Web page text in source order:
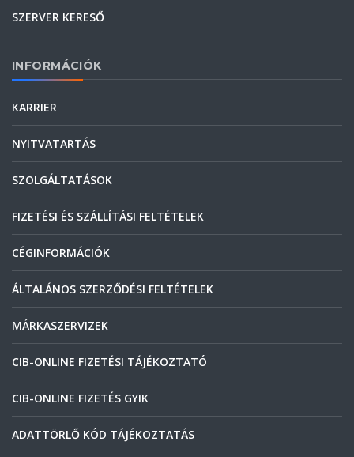
SZERVER KERESŐ
INFORMÁCIÓK
KARRIER
NYITVATARTÁS
SZOLGÁLTATÁSOK
FIZETÉSI ÉS SZÁLLÍTÁSI FELTÉTELEK
CÉGINFORMÁCIÓK
ÁLTALÁNOS SZERZŐDÉSI FELTÉTELEK
MÁRKASZERVIZEK
CIB-ONLINE FIZETÉSI TÁJÉKOZTATÓ
CIB-ONLINE FIZETÉS GYIK
ADATTÖRLŐ KÓD TÁJÉKOZTATÁS